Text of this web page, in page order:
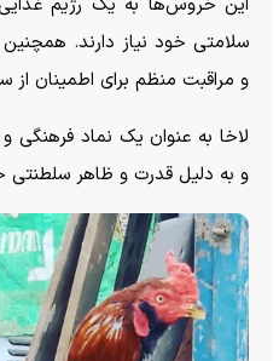
این خروس‌ها به یک رژیم
سلامتی خود نیاز دارند.
و مراقبت منظم برای اطمینان
لاخا به عنوان یک نماد فرهنگی
و به دلیل قدرت و ظاهر سلطنتی